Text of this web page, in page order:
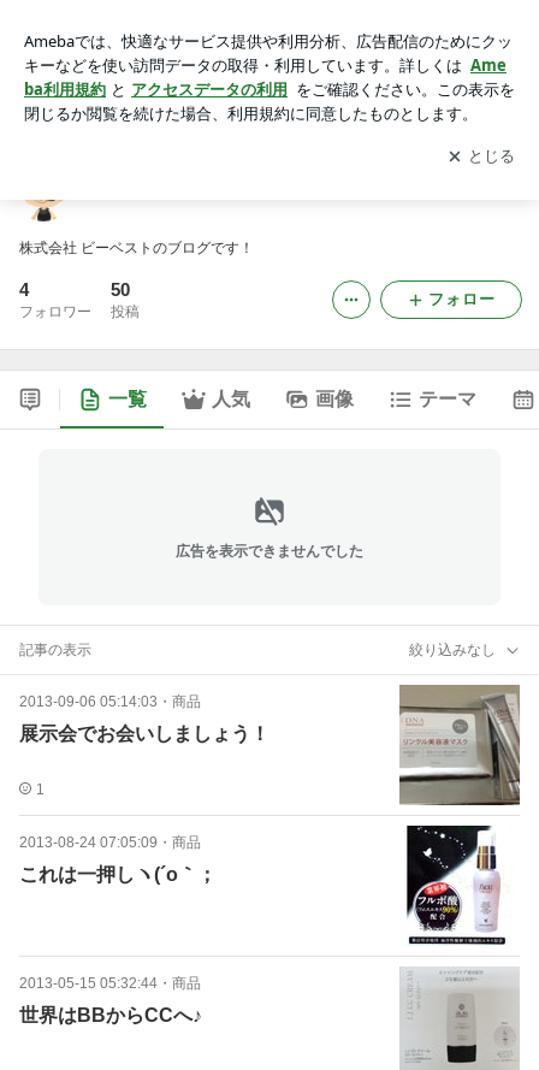
アプリをダウンロードして ブログの更新通知
を受け取りまし
ょう。
開く
株式会社 ビーベストのブログです！
4
フォロワー
50
投稿
フォロー
一覧 人気 画像 テーマ
広告を表示できませんでした
記事の表示 絞り込みなし
2013-09-06 05:14:03 ・ 商品
展示会でお会いしましょう！
1
2013-08-24 07:05:09 ・ 商品
これは一押しヽ(´o｀；
2013-05-15 05:32:44 ・ 商品
世界はBBからCCへ♪